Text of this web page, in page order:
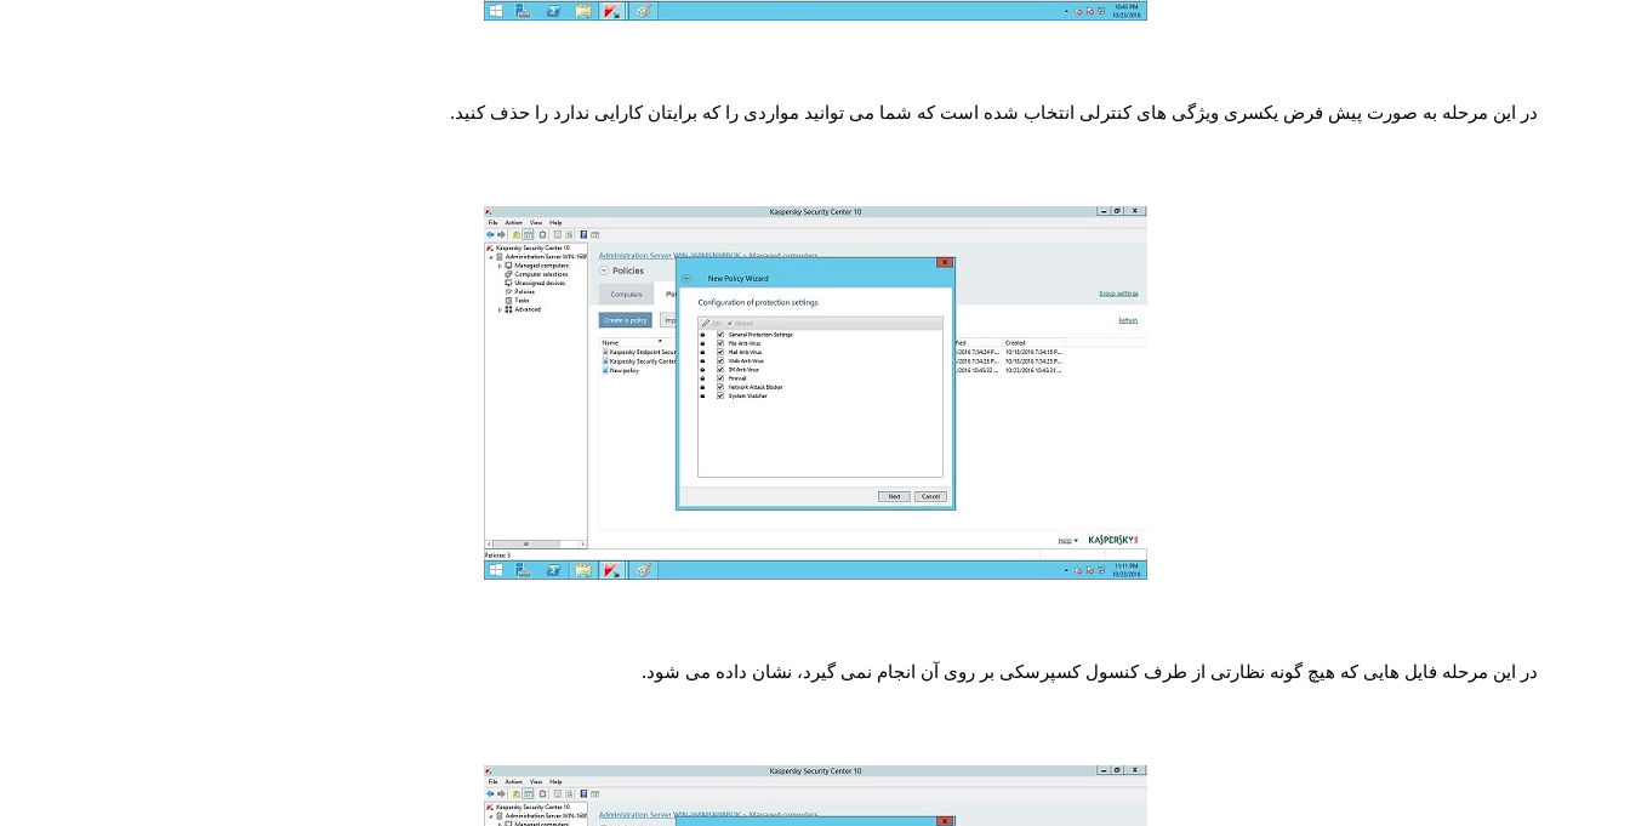
در این مرحله به صورت پیش فرض یکسری ویژگی های کنترلی انتخاب شده است که شما می توانید مواردی را که برایتان کارایی ندارد را حذف کنید.
در این مرحله فایل هایی که هیچ گونه نظارتی از طرف کنسول کسپرسکی بر روی آن انجام نمی گیرد، نشان داده می شود.